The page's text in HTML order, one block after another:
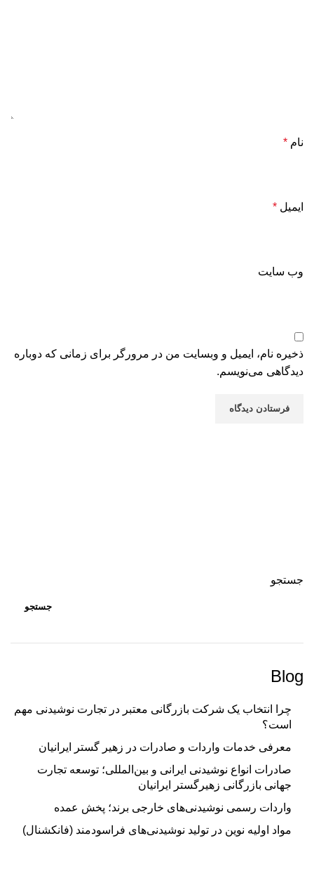
نام *
ایمیل *
وب‌ سایت
ذخیره نام، ایمیل و وبسایت من در مرورگر برای زمانی که دوباره
دیدگاهی می‌نویسم.
جستجو
جستجو
Blog
چرا انتخاب یک شرکت بازرگانی معتبر در تجارت نوشیدنی مهم
است؟
معرفی خدمات واردات و صادرات در زهیر گستر ایرانیان
صادرات انواع نوشیدنی ایرانی و بین‌المللی؛ توسعه تجارت
جهانی بازرگانی زهیرگستر ایرانیان
واردات رسمی نوشیدنی‌های خارجی برند؛ پخش عمده
مواد اولیه نوین در تولید نوشیدنی‌های فراسودمند (فانکشنال)